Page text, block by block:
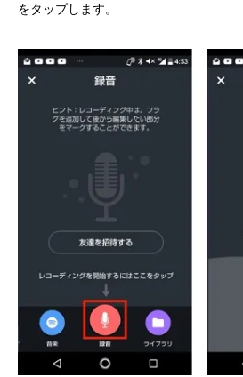
をタップします。